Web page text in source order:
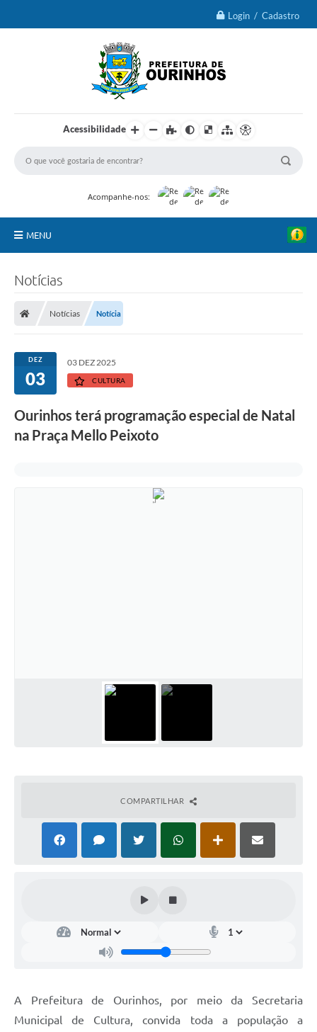
Login / Cadastro
Acessibilidade
Acompanhe-nos:
MENU
Portal da Transparência
Turismo
Secretarias
Notícias
Notícias Notícia
DEZ
03
03 DEZ 2025
CULTURA
Ourinhos terá programação especial de Natal
na Praça Mello Peixoto
COMPARTILHAR
A Prefeitura de Ourinhos, por meio da Secretaria
Municipal de Cultura, convida toda a população a